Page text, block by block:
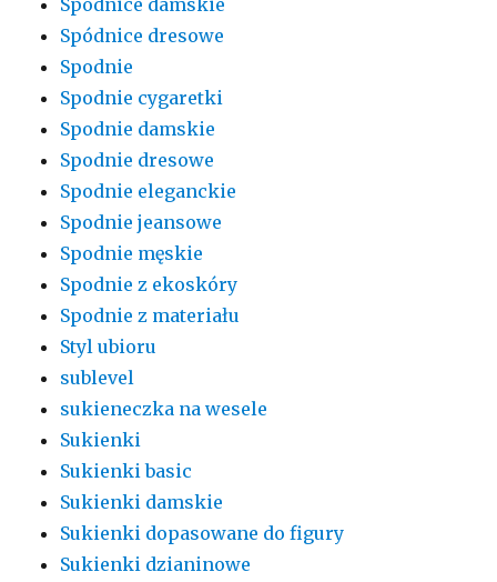
Spódnice dresowe
Spodnie
Spodnie cygaretki
Spodnie damskie
Spodnie dresowe
Spodnie eleganckie
Spodnie jeansowe
Spodnie męskie
Spodnie z ekoskóry
Spodnie z materiału
Styl ubioru
sublevel
sukieneczka na wesele
Sukienki
Sukienki basic
Sukienki damskie
Sukienki dopasowane do figury
Sukienki dzianinowe